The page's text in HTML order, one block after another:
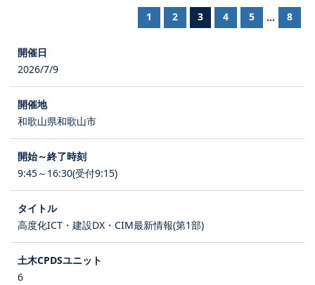
1 2 3 4 5 ... 8
2026/7/9
和歌山県和歌山市
9:45～16:30(受付9:15)
高度化ICT・建設DX・CIM最新情報(第1部)
6